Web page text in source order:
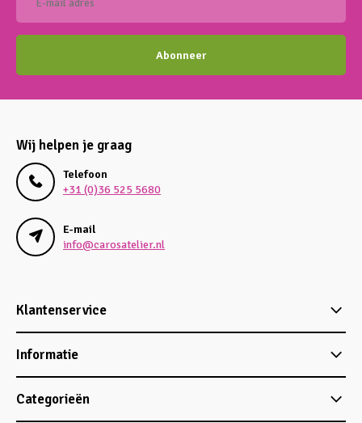
Abonneer
Wij helpen je graag
Telefoon
+31 (0)36 525 5680
E-mail
info@carosatelier.nl
Klantenservice
Informatie
Categorieën